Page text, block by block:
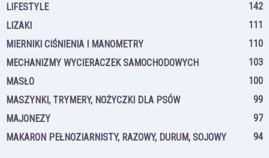
LIFESTYLE
142
LIZAKI
111
MIERNIKI CIŚNIENIA I MANOMETRY
110
MECHANIZMY WYCIERACZEK SAMOCHODOWYCH
103
MASŁO
100
MASZYNKI, TRYMERY, NOŻYCZKI DLA PSÓW
99
MAJONEZY
97
MAKARON PEŁNOZIARNISTY, RAZOWY, DURUM, SOJOWY
94